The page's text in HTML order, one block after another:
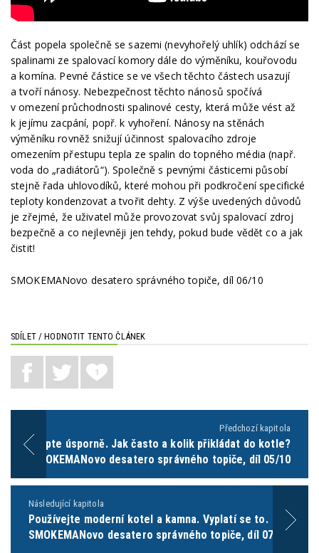
Část popela společně se sazemi (nevyhořelý uhlík) odchází se
spalinami ze spalovací komory dále do výměníku, kouřovodu
a komína. Pevné částice se ve všech těchto částech usazují
a tvoří nánosy. Nebezpečnost těchto nánosů spočívá
v omezení průchodnosti spalinové cesty, která může vést až
k jejímu zacpání, popř. k vyhoření. Nánosy na stěnách
výměníku rovněž snižují účinnost spalovacího zdroje
omezením přestupu tepla ze spalin do topného média (např.
voda do „radiátorů“). Společně s pevnými částicemi působí
stejně řada uhlovodíků, které mohou při podkročení specifické
teploty kondenzovat a tvořit dehty. Z výše uvedených důvodů
je zřejmé, že uživatel může provozovat svůj spalovací zdroj
bezpečně a co nejlevněji jen tehdy, pokud bude vědět co a jak
čistit!
SMOKEMANovo desatero správného topiče, díl 06/10
SDÍLET / HODNOTIT TENTO ČLÁNEK
1
Předchozí kapitola
Topte úsporně. Jak často a kolik přikládat do kotle?
SMOKEMANovo desatero správného topiče, díl 05/10
Následující kapitola
Používejte moderní kotel a kamna. Vyplatí se to.
SMOKEMANovo desatero správného topiče, díl 07/10